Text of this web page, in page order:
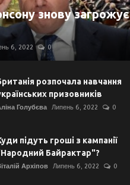
знову загрожує
6, 2022 0
розпочала навчання
призовників
Голубєва Липень 6, 2022 0
підуть гроші з кампанії
Байрактар"?
Архіпов Липень 6, 2022 0